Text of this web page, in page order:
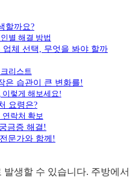
할까요?
별 해결 방법
업체 선택, 무엇을 봐야 할까
리스트
은 습관이 큰 변화를!
이렇게 해보세요!
요령은?
연락처 확보
금증 해결!
문가와 함께!
생할 수 있습니다. 주방에서